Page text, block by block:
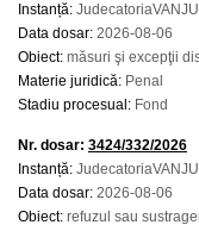
Instanță:
Data dosar: 2026-08-06
Obiect: măsuri şi excepţii
Materie juridică: Penal
Stadiu procesual: Fond
Nr. dosar: 3424/332/2026
Instanță:
Data dosar: 2026-08-06
Obiect: refuzul sau